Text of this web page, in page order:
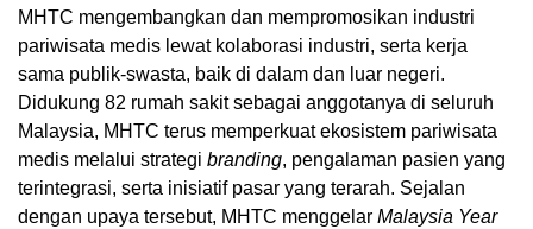
MHTC mengembangkan dan mempromosikan industri
pariwisata medis lewat kolaborasi industri, serta kerja
sama publik-swasta, baik di dalam dan luar negeri.
Didukung 82 rumah sakit sebagai anggotanya di seluruh
Malaysia, MHTC terus memperkuat ekosistem pariwisata
medis melalui strategi branding, pengalaman pasien yang
terintegrasi, serta inisiatif pasar yang terarah. Sejalan
dengan upaya tersebut, MHTC menggelar Malaysia Year